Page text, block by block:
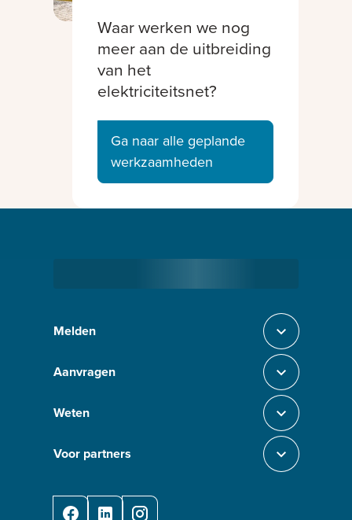
Waar werken we nog
meer aan de uitbreiding
van het
elektriciteitsnet?
Ga naar alle geplande
werkzaamheden
Melden Sluit section-0
Aanvragen Sluit section-1
Weten Sluit section-2
Voor partners Sluit section-3